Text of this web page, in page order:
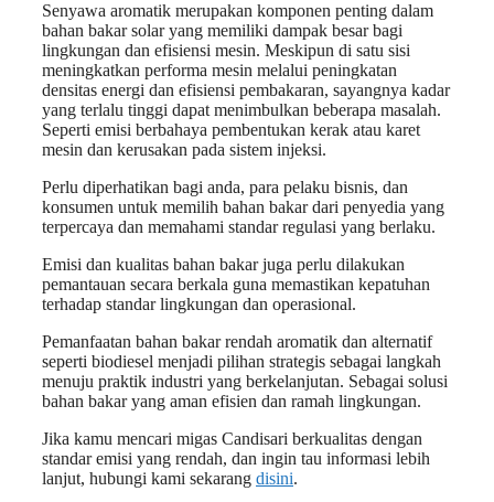
Senyawa aromatik merupakan komponen penting dalam
bahan bakar solar yang memiliki dampak besar bagi
lingkungan dan efisiensi mesin. Meskipun di satu sisi
meningkatkan performa mesin melalui peningkatan
densitas energi dan efisiensi pembakaran, sayangnya kadar
yang terlalu tinggi dapat menimbulkan beberapa masalah.
Seperti emisi berbahaya pembentukan kerak atau karet
mesin dan kerusakan pada sistem injeksi.
Perlu diperhatikan bagi anda, para pelaku bisnis, dan
konsumen untuk memilih bahan bakar dari penyedia yang
terpercaya dan memahami standar regulasi yang berlaku.
Emisi dan kualitas bahan bakar juga perlu dilakukan
pemantauan secara berkala guna memastikan kepatuhan
terhadap standar lingkungan dan operasional.
Pemanfaatan bahan bakar rendah aromatik dan alternatif
seperti biodiesel menjadi pilihan strategis sebagai langkah
menuju praktik industri yang berkelanjutan. Sebagai solusi
bahan bakar yang aman efisien dan ramah lingkungan.
Jika kamu mencari migas Candisari berkualitas dengan
standar emisi yang rendah, dan ingin tau informasi lebih
lanjut, hubungi kami sekarang disini.